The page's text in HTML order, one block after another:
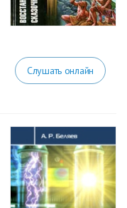
Слушать онлайн